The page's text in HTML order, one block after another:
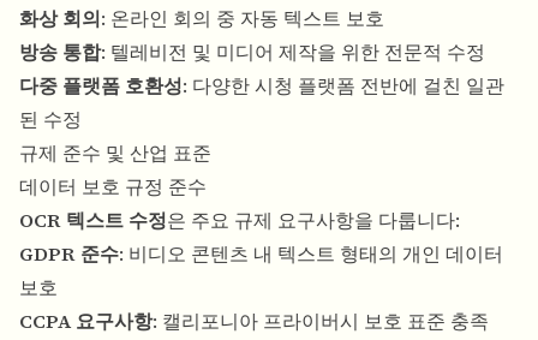
화상 회의: 온라인 회의 중 자동 텍스트 보호
방송 통합: 텔레비전 및 미디어 제작을 위한 전문적 수정
다중 플랫폼 호환성: 다양한 시청 플랫폼 전반에 걸친 일관
된 수정
규제 준수 및 산업 표준
데이터 보호 규정 준수
OCR 텍스트 수정은 주요 규제 요구사항을 다룹니다:
GDPR 준수: 비디오 콘텐츠 내 텍스트 형태의 개인 데이터
보호
CCPA 요구사항: 캘리포니아 프라이버시 보호 표준 충족